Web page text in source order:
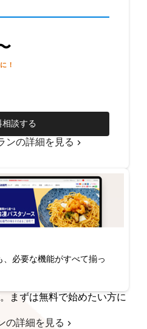
！
相談する
ンの詳細を見る
、必要な機能がすべて揃っ
まずは無料で始めたい方に
の詳細を見る